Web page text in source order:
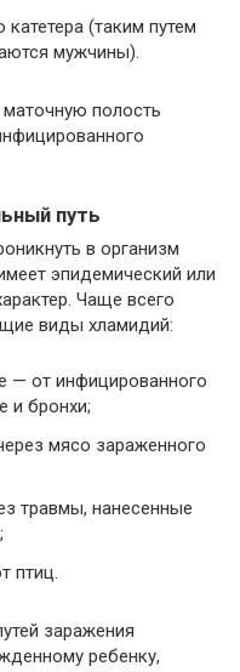
(таким путем
мужчины).
полость
путь
в организм
эпидемический или
Чаще всего
виды хламидий:
— от инфицированного
и бронхи;
мясо зараженного
травмы, нанесенные
птиц.
заражения
ребенку,